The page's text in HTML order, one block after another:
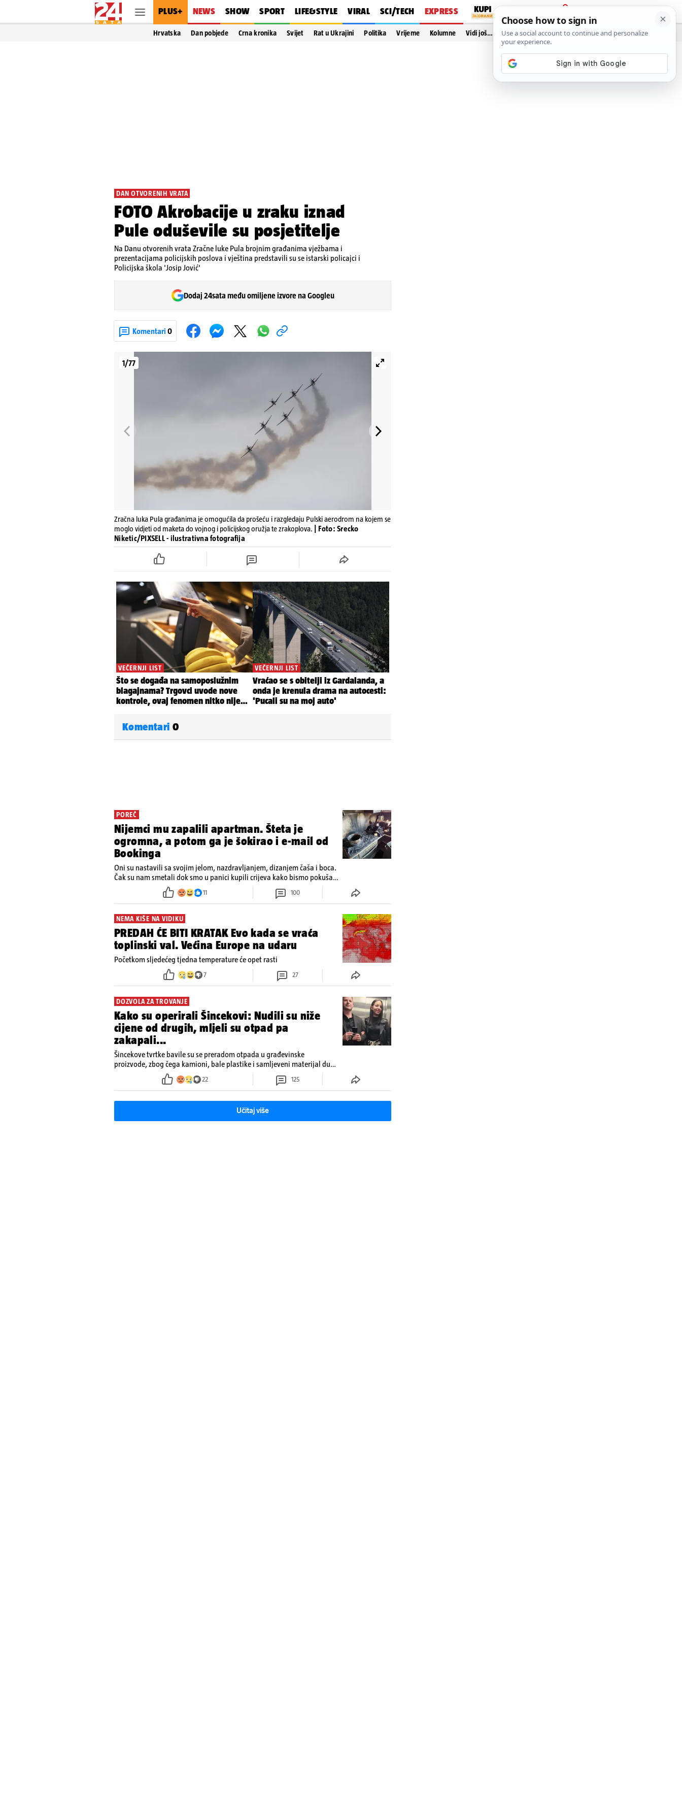
PLUS+ NEWS SHOW SPORT LIFE&STYLE VIRAL SCI/TECH EXPRESS
PRIJAVA
Hrvatska Dan pobjede Crna kronika Svijet Rat u Ukrajini Politika Vrijeme Kolumne Vidi još…
DAN OTVORENIH VRATA
FOTO Akrobacije u zraku iznad
Pule oduševile su posjetitelje
Na Danu otvorenih vrata Zračne luke Pula brojnim građanima vježbama i
prezentacijama policijskih poslova i vještina predstavili su se istarski policajci i
Policijska škola 'Josip Jović'
Dodaj 24sata među omiljene izvore na Googleu
Komentari 0
1/77
Zračna luka Pula građanima je omogućila da prošeću i razgledaju Pulski aerodrom na kojem se
moglo vidjeti od maketa do vojnog i policijskog oružja te zrakoplova.
| Foto: Srecko
Niketic/PIXSELL - ilustrativna fotografija
Komentari 0
POREČ
Nijemci mu zapalili apartman. Šteta je
ogromna, a potom ga je šokirao i e-mail od
Bookinga
Oni su nastavili sa svojim jelom, nazdravljanjem, dizanjem čaša i boca.
Čak su nam smetali dok smo u panici kupili crijeva kako bismo pokušali
ugasiti požar, rekao je vlasnik
11 100
NEMA KIŠE NA VIDIKU
PREDAH ĆE BITI KRATAK Evo kada se vraća
toplinski val. Većina Europe na udaru
Početkom sljedećeg tjedna temperature će opet rasti
7 27
DOZVOLA ZA TROVANJE
Kako su operirali Šincekovi: Nudili su niže
cijene od drugih, mljeli su otpad pa
zakapali...
Šincekove tvrtke bavile su se preradom otpada u građevinske
proizvode, zbog čega kamioni, bale plastike i samljeveni materijal dugo
nisu izazivali sumnju
22 125
Učitaj više